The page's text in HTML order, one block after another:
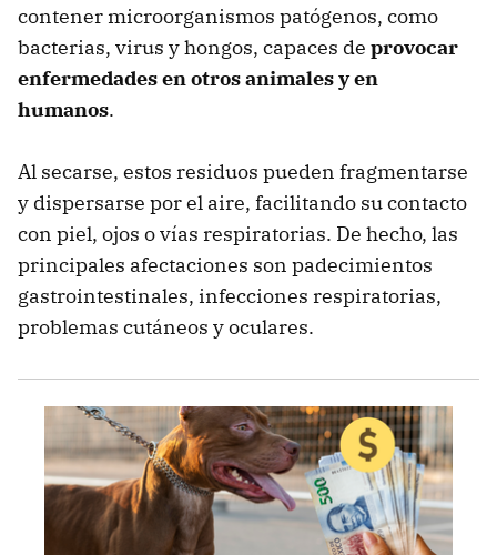
contener microorganismos patógenos, como
bacterias, virus y hongos, capaces de provocar
enfermedades en otros animales y en
humanos.
Al secarse, estos residuos pueden fragmentarse
y dispersarse por el aire, facilitando su contacto
con piel, ojos o vías respiratorias. De hecho, las
principales afectaciones son padecimientos
gastrointestinales, infecciones respiratorias,
problemas cutáneos y oculares.